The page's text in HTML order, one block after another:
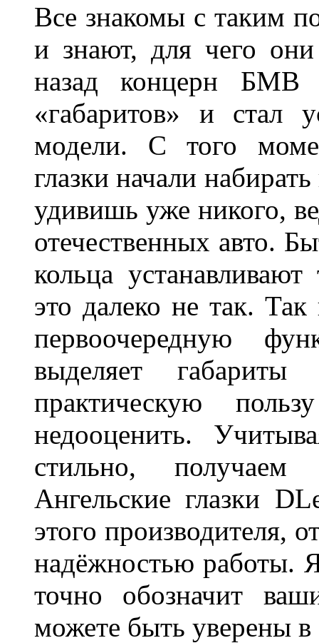
Все знакомы с таким
и знают, для чего
назад концерн БМВ
«габаритов» и стал
модели. С того
глазки начали
удивишь уже никого,
отечественных авто.
кольца
это далеко не так. Так
первоочередную
выделяет
практическую
недооценить.
стильно,
Ангельские глазки
этого производителя,
надёжностью работы.
точно обозначит
можете быть уверены